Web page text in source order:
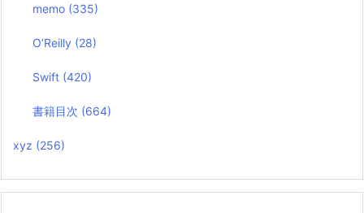
memo (335)
O’Reilly (28)
Swift (420)
書籍目次 (664)
xyz (256)